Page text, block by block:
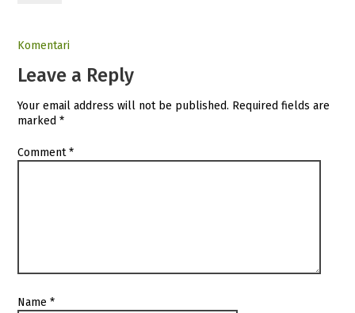
Komentari
Leave a Reply
Your email address will not be published. Required fields are
marked*
Comment*
Name*